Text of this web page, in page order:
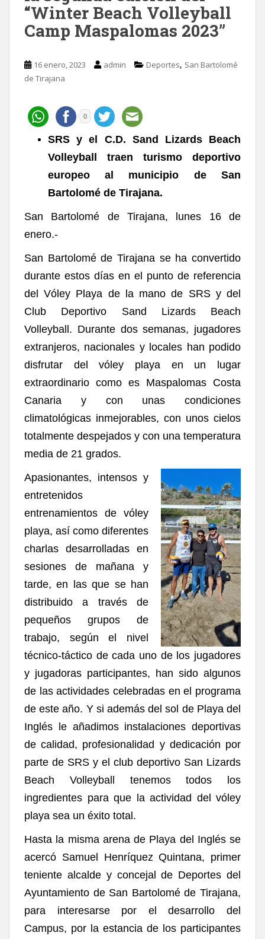
“Winter Beach Volleyball
Camp Maspalomas 2023”
16 enero, 2023 admin Deportes, San Bartolomé
de Tirajana
0
SRS y el C.D. Sand Lizards Beach
Volleyball traen turismo deportivo
europeo
al municipio de San
Bartolomé de Tirajana.
San Bartolomé de Tirajana, lunes 16 de
enero.-
San Bartolomé de Tirajana se ha convertido
durante estos días en el punto de referencia
del Vóley Playa de la mano de SRS y del
Club Deportivo Sand Lizards Beach
Volleyball. Durante dos semanas, jugadores
extranjeros, nacionales y locales han podido
disfrutar del vóley playa en un lugar
extraordinario como es Maspalomas Costa
Canaria y con unas condiciones
climatológicas inmejorables, con unos cielos
totalmente despejados y con una temperatura
media de 21 grados.
Apasionantes, intensos y
entretenidos
entrenamientos de vóley
playa, así como diferentes
charlas desarrolladas en
sesiones de mañana y
tarde, en las que se han
distribuido a través de
pequeños grupos de
trabajo, según el nivel
técnico-táctico de cada uno de los jugadores
y jugadoras participantes, han sido algunos
de las actividades celebradas en el programa
de este año. Y si además del sol de Playa del
Inglés le añadimos instalaciones deportivas
de calidad, profesionalidad y dedicación por
parte de SRS y el club deportivo San Lizards
Beach Volleyball tenemos todos los
ingredientes para que la actividad del vóley
playa sea un éxito total.
Hasta la misma arena de Playa del Inglés se
acercó Samuel Henríquez Quintana, primer
teniente alcalde y concejal de Deportes del
Ayuntamiento de San Bartolomé de Tirajana,
para interesarse por el desarrollo del
Campus, por la estancia de los participantes